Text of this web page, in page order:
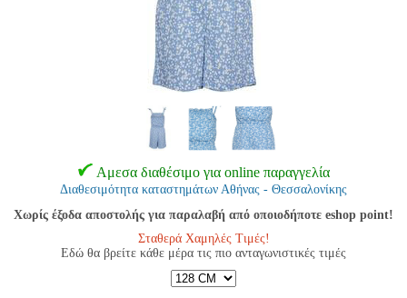
Αμεσα διαθέσιμο για online παραγγελία
Διαθεσιμότητα καταστημάτων Αθήνας - Θεσσαλονίκης
Χωρίς έξοδα αποστολής για παραλαβή από οποιοδήποτε eshop point!
Σταθερά Χαμηλές Τιμές!
Εδώ θα βρείτε κάθε μέρα τις πιο ανταγωνιστικές τιμές